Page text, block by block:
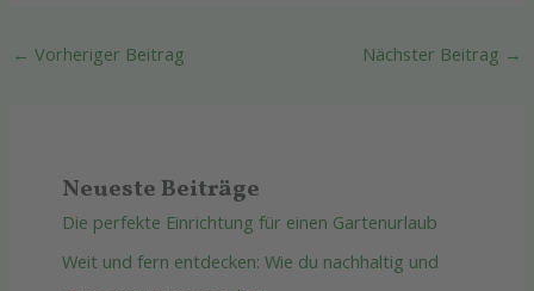
← Vorheriger Beitrag Nächster Beitrag →
Neueste Beiträge
Die perfekte Einrichtung für einen Gartenurlaub
Weit und fern entdecken: Wie du nachhaltig und